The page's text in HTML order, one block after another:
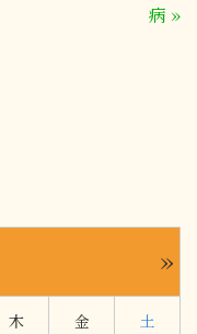
»
木 金 土
病 »